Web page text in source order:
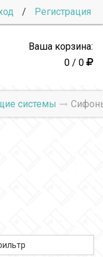
/ Регистрация
Ваша корзина:
0 / 0
системы